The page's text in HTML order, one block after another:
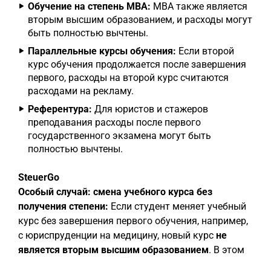
Обучение на степень MBA: MBA также является
вторым высшим образованием, и расходы могут
быть полностью вычтены.
Параллельные курсы обучения: Если второй
курс обучения продолжается после завершения
первого, расходы на второй курс считаются
расходами на рекламу.
Референтура: Для юристов и стажеров
преподавания расходы после первого
государственного экзамена могут быть
полностью вычтены.
SteuerGo
Особый случай: смена учебного курса без
получения степени: Если студент меняет учебный
курс без завершения первого обучения, например,
с юриспруденции на медицину, новый курс не
является вторым высшим образованием. В этом